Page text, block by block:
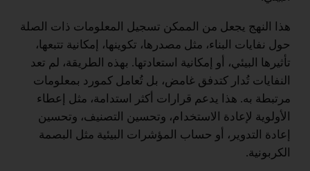
هذا النهج يجعل من الممكن تسجيل المعلومات ذات الصلة
حول نفايات البناء، مثل مصدرها، تكوينها، إمكانية تتبعها،
تأثيرها البيئي، أو إمكانية استعادتها. بهذه الطريقة، لم تعد
النفايات تُدار كتدفق غامض، بل تُعامل كمورد بمعلومات
مرتبطة به. هذا يدعم قرارات أكثر استدامة، مثل إعطاء
الأولوية لإعادة الاستخدام، وتحسين التصنيف، وتحسين
إعادة التدوير، أو حساب المؤشرات البيئية مثل البصمة
الكربونية.